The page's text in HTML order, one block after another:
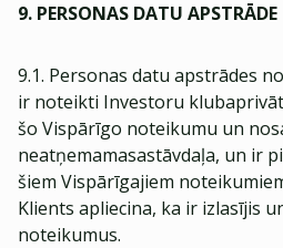
9. PERSONAS DATU APSTRĀDE
9.1. Personas datu apstrādes
ir noteikti Investoru
šo Vispārīgo noteikumu un
neatņemamasastāvdaļa, un ir
šiem Vispārīgajiem
Klients apliecina, ka ir izlasījis
noteikumus.